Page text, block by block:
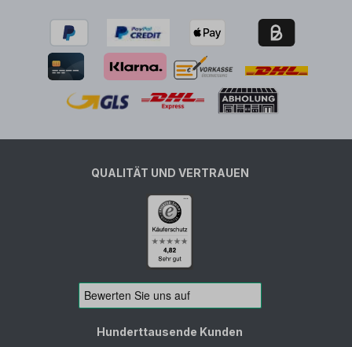
QUALITÄT UND VERTRAUEN
Hunderttausende Kunden